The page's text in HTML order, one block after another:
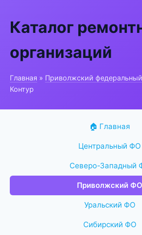
Каталог
организаций
Главная » Приволжский
Контур
🏠 Главная
Центральный ФО
Северо-Западный
Приволжский ФО
Уральский ФО
Сибирский ФО